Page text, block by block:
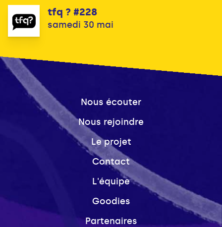
tfq ? #228
samedi 30 mai
Nous écouter
Nous rejoindre
Le projet
Contact
L'équipe
Goodies
Partenaires